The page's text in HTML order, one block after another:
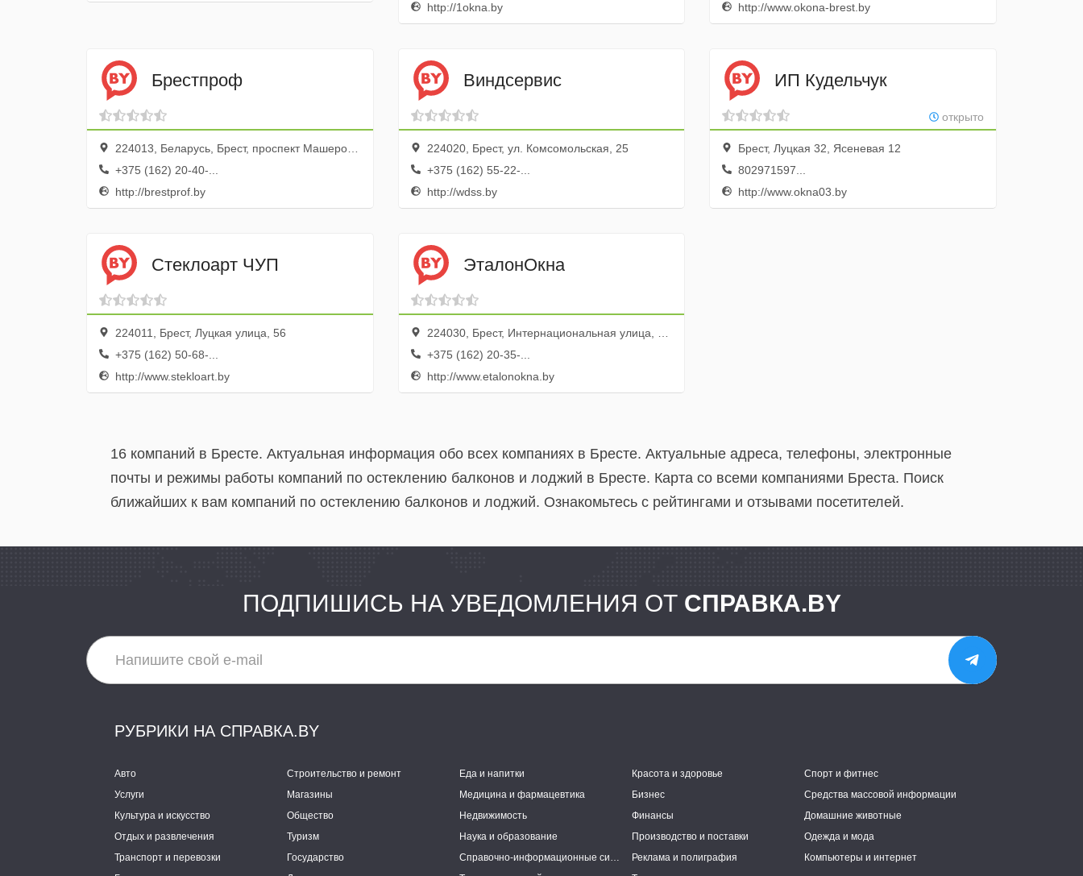
http://1okna.by
http://www.okona-brest.by
Брестпроф
224013, Беларусь, Брест, проспект Машерова, 64
+375 (162) 20-40-...
http://brestprof.by
Виндсервис
224020, Брест, ул. Комсомольская, 25
+375 (162) 55-22-...
http://wdss.by
ИП Кудельчук
открыто
Брест, Луцкая 32, Ясеневая 12
802971597...
http://www.okna03.by
Стеклоарт ЧУП
224011, Брест, Луцкая улица, 56
+375 (162) 50-68-...
http://www.stekloart.by
ЭталонОкна
224030, Брест, Интернациональная улица, 17, 46
+375 (162) 20-35-...
http://www.etalonokna.by
16 компаний в Бресте. Актуальная информация обо всех компаниях в Бресте. Актуальные адреса, телефоны, электронные
почты и режимы работы компаний по остеклению балконов и лоджий в Бресте. Карта со всеми компаниями Бреста. Поиск
ближайших к вам компаний по остеклению балконов и лоджий. Ознакомьтесь с рейтингами и отзывами посетителей.
ПОДПИШИСЬ НА УВЕДОМЛЕНИЯ ОТ СПРАВКА.BY
РУБРИКИ НА СПРАВКА.BY
Авто Строительство и ремонт Еда и напитки Красота и здоровье
Спорт и фитнес
Услуги
Магазины Медицина и фармацевтика Бизнес
Средства массовой информации
Культура и искусство
Общество Недвижимость Финансы
Домашние животные
Отдых и развлечения
Туризм Наука и образование Производство и поставки
Одежда и мода
Транспорт и перевозки
Государство Справочно-информационные системы Реклама и полиграфия
Компьютеры и интернет